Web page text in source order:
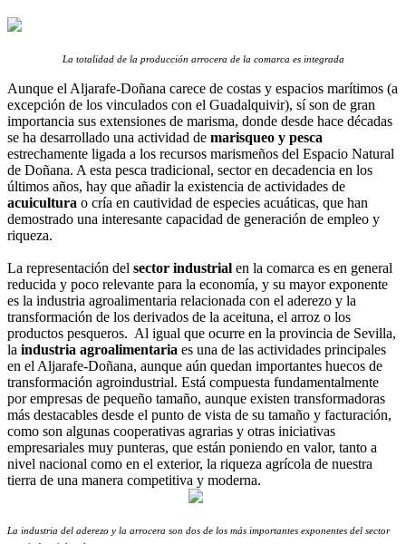
La totalidad de la producción arrocera de la comarca es integrada
Aunque el Aljarafe-Doñana carece de costas y espacios marítimos (a
excepción de los vinculados con el Guadalquivir), sí son de gran
importancia sus extensiones de marisma, donde desde hace décadas
se ha desarrollado una actividad de marisqueo y pesca
estrechamente ligada a los recursos marismeños del Espacio Natural
de Doñana. A esta pesca tradicional, sector en decadencia en los
últimos años, hay que añadir la existencia de actividades de
acuicultura o cría en cautividad de especies acuáticas, que han
demostrado una interesante capacidad de generación de empleo y
riqueza.
La representación del sector industrial en la comarca es en general
reducida y poco relevante para la economía, y su mayor exponente
es la industria agroalimentaria relacionada con el aderezo y la
transformación de los derivados de la aceituna, el arroz o los
productos pesqueros. Al igual que ocurre en la provincia de Sevilla,
la industria agroalimentaria es una de las actividades principales
en el Aljarafe-Doñana, aunque aún quedan importantes huecos de
transformación agroindustrial. Está compuesta fundamentalmente
por empresas de pequeño tamaño, aunque existen transformadoras
más destacables desde el punto de vista de su tamaño y facturación,
como son algunas cooperativas agrarias y otras iniciativas
empresariales muy punteras, que están poniendo en valor, tanto a
nivel nacional como en el exterior, la riqueza agrícola de nuestra
tierra de una manera competitiva y moderna.
La industria del aderezo y la arrocera son dos de los más importantes exponentes del sector